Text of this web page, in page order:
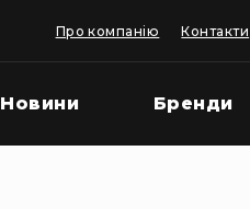
Про компанію Контакти
Новини Бренди